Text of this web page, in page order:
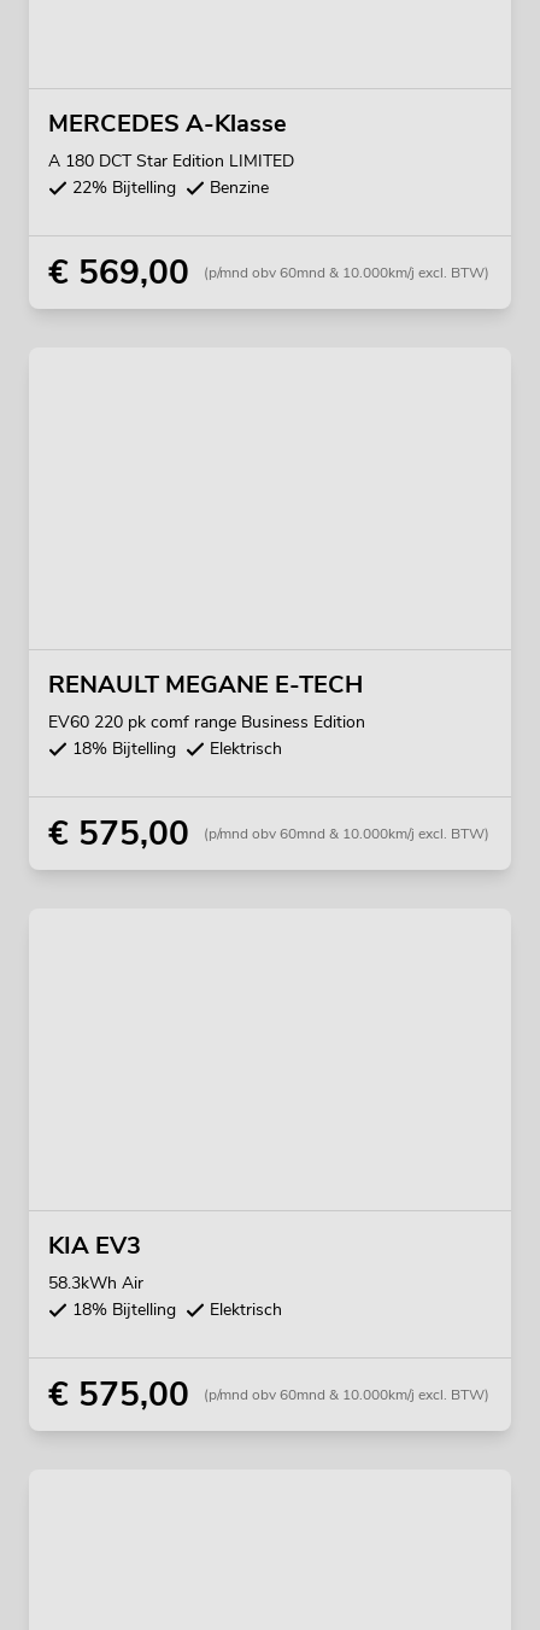
MERCEDES A-Klasse
A 180 DCT Star Edition LIMITED
22% Bijtelling
Benzine
€ 569,00 (p/mnd obv 60mnd & 10.000km/j excl. BTW)
RENAULT MEGANE E-TECH
EV60 220 pk comf range Business Edition
18% Bijtelling
Elektrisch
€ 575,00 (p/mnd obv 60mnd & 10.000km/j excl. BTW)
KIA EV3
58.3kWh Air
18% Bijtelling
Elektrisch
€ 575,00 (p/mnd obv 60mnd & 10.000km/j excl. BTW)